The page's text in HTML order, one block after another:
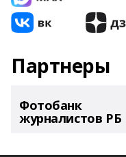
Партнеры
Фотобанк
журналистов РБ